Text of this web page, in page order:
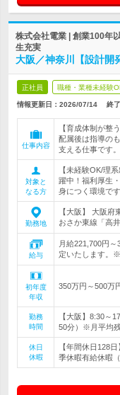
株式会社電業 | 創業100年
生充実
大阪／神奈川【設計開
正社員 職種・業種未経験
情報更新日：2026/07/14 終
仕事内容
【育成体制が整
配属後は指導の
支える仕事です。
対象と
なる方
【未経験OK/理
躍中！福利厚生
身につく環境です
勤務地
【大阪】 大阪
おさか東線「高
給与
月給221,700円
定いたします。
初年度
年収
350万円～500万
勤務
時間
【大阪】8:30～
50分）※月平均
休日
休暇
【年間休日128
季休暇有給休暇